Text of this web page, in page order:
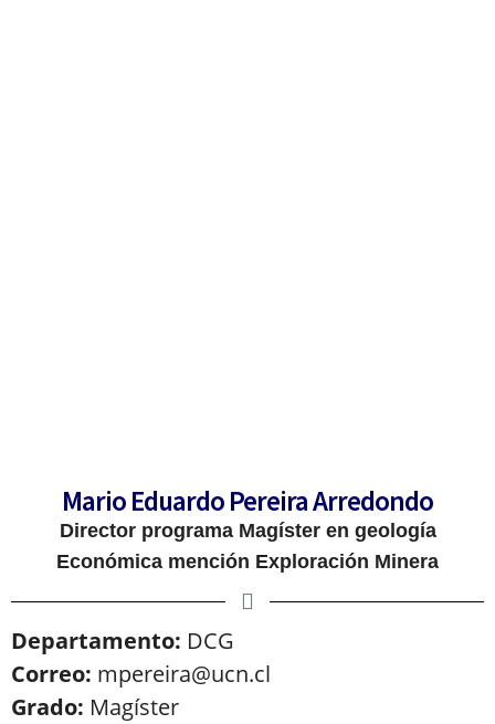
Mario Eduardo Pereira Arredondo
Director programa Magíster en geología
Económica mención Exploración Minera
Departamento: DCG
Correo: mpereira@ucn.cl
Grado: Magíster